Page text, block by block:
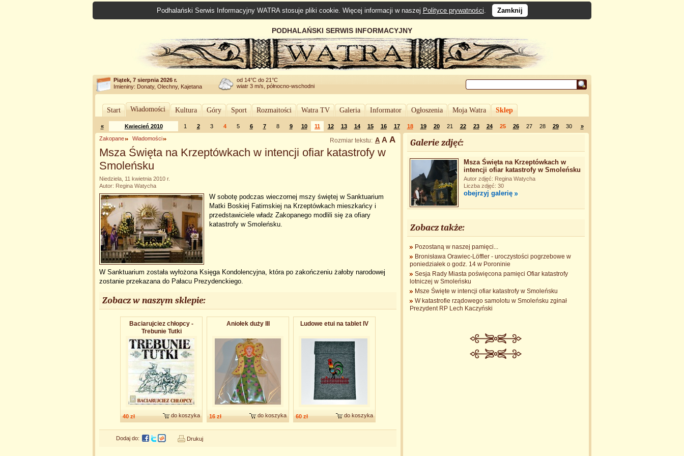
Podhalański Serwis Informacyjny WATRA stosuje pliki cookie. Więcej informacji w naszej Polityce prywatności. Zamknij
PODHALAŃSKI SERWIS INFORMACYJNY
Piątek, 7 sierpnia 2026 r.
Imieniny: Donaty, Olechny, Kajetana
od 14°C do 21°C
wiatr 3 m/s, północno-wschodni
Start Wiadomości Kultura Góry Sport Rozmaitości Watra TV Galeria Informator Ogłoszenia Moja Watra Sklep
« Kwiecień 2010 1 2 3 4 5 6 7 8 9 10 11 12 13 14 15 16 17 18 19 20 21 22 23 24 25 26 27 28 29 30 »
Rozmiar tekstu: A A A
Zakopane Wiadomości
Msza Święta na Krzeptówkach w intencji ofiar katastrofy w
Smoleńsku
Niedziela, 11 kwietnia 2010 r.
Autor: Regina Watycha
W sobotę podczas wieczornej mszy świętej w Sanktuarium
Matki Boskiej Fatimskiej na Krzeptówkach mieszkańcy i
przedstawiciele władz Zakopanego modlili się za ofiary
katastrofy w Smoleńsku.
W Sanktuarium została wyłożona Księga Kondolencyjna, która po zakończeniu żałoby narodowej
zostanie przekazana do Pałacu Prezydenckiego.
Zobacz w naszym sklepie:
Baciarujciez chłopcy -
Trebunie Tutki
40 zł do koszyka
Aniołek duży III
16 zł do koszyka
Ludowe etui na tablet IV
60 zł do koszyka
Dodaj do: Drukuj
Galerie zdjęć:
Msza Święta na Krzeptówkach w
intencji ofiar katastrofy w Smoleńsku
Autor zdjęć: Regina Watycha
Liczba zdjęć: 30
obejrzyj galerię
Zobacz także:
Pozostaną w naszej pamięci...
Bronisława Orawiec-Löffler - uroczystości pogrzebowe w
poniedziałek o godz. 14 w Poroninie
Sesja Rady Miasta poświęcona pamięci Ofiar katastrofy
lotniczej w Smoleńsku
Msze Święte w intencji ofiar katastrofy w Smoleńsku
W katastrofie rządowego samolotu w Smoleńsku zginał
Prezydent RP Lech Kaczyński